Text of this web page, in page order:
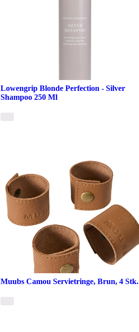
Lowengrip Blonde Perfection - Silver
Shampoo 250 Ml
Muubs Camou Servietringe, Brun, 4 Stk.